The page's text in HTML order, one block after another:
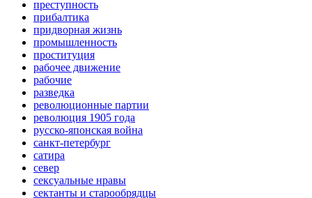
преступность
прибалтика
придворная жизнь
промышленность
проституция
рабочее движение
рабочие
разведка
революционные партии
революция 1905 года
русско-японская война
санкт-петербург
сатира
север
сексуальные нравы
сектанты и старообрядцы